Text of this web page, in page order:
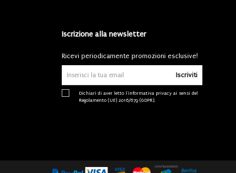
Iscrizione alla newsletter
Ricevi periodicamente promozioni esclusive!
Iscriviti
Dichiari di aver letto l'informativa privacy ai sensi del
Regolamento (UE) 2016/679 (GDPR).